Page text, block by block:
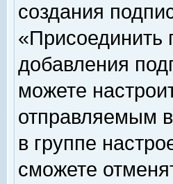
создания
«Присоединить
добавления
можете
отправляемым
в группе
сможете